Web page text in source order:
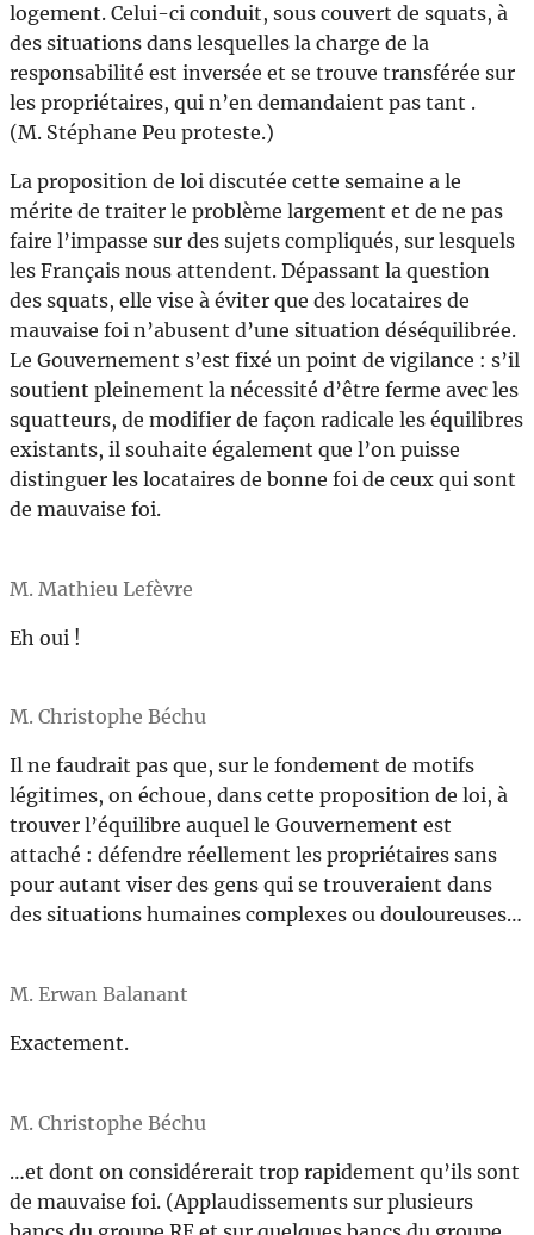
logement. Celui-ci conduit, sous couvert de squats, à
des situations dans lesquelles la charge de la
responsabilité est inversée et se trouve transférée sur
les propriétaires, qui n’en demandaient pas tant .
(M. Stéphane Peu proteste.)
La proposition de loi discutée cette semaine a le
mérite de traiter le problème largement et de ne pas
faire l’impasse sur des sujets compliqués, sur lesquels
les Français nous attendent. Dépassant la question
des squats, elle vise à éviter que des locataires de
mauvaise foi n’abusent d’une situation déséquilibrée.
Le Gouvernement s’est fixé un point de vigilance : s’il
soutient pleinement la nécessité d’être ferme avec les
squatteurs, de modifier de façon radicale les équilibres
existants, il souhaite également que l’on puisse
distinguer les locataires de bonne foi de ceux qui sont
de mauvaise foi.
M. Mathieu Lefèvre
Eh oui !
M. Christophe Béchu
Il ne faudrait pas que, sur le fondement de motifs
légitimes, on échoue, dans cette proposition de loi, à
trouver l’équilibre auquel le Gouvernement est
attaché : défendre réellement les propriétaires sans
pour autant viser des gens qui se trouveraient dans
des situations humaines complexes ou douloureuses…
M. Erwan Balanant
Exactement.
M. Christophe Béchu
…et dont on considérerait trop rapidement qu’ils sont
de mauvaise foi. (Applaudissements sur plusieurs